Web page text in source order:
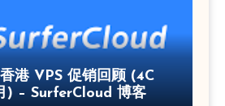
港 VPS 促销回顾 (4C
) – SurferCloud 博客